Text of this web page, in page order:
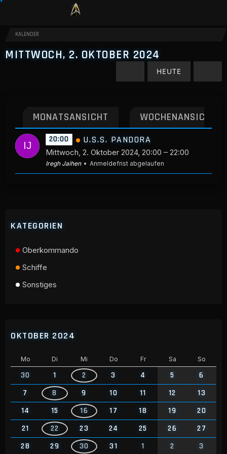
KALENDER
MITTWOCH, 2. OKTOBER 2024
HEUTE
MONATSANSICHT WOCHENANSICHT
20:00 U.S.S. PANDORA
Mittwoch, 2. Oktober 2024, 20:00 – 22:00
Iregh Jaihen Anmeldefrist abgelaufen
KATEGORIEN
Oberkommando
Schiffe
Sonstiges
OKTOBER 2024
Mo Di Mi Do Fr Sa So
30 1 2 3 4 5
6
7
8 9 10 11 12
13
14
15 16 17 18 19
20
21
22 23 24 25 26
27
28
29 30 31 1 2 3